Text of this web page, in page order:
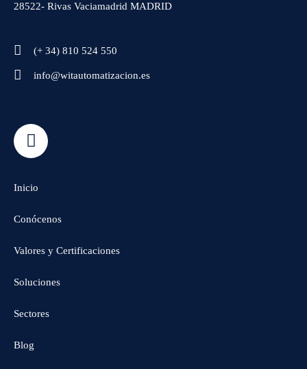
28522- Rivas Vaciamadrid MADRID
(+ 34) 810 524 550
info@witautomatizacion.es
Inicio
Conócenos
Valores y Certificaciones
Soluciones
Sectores
Blog